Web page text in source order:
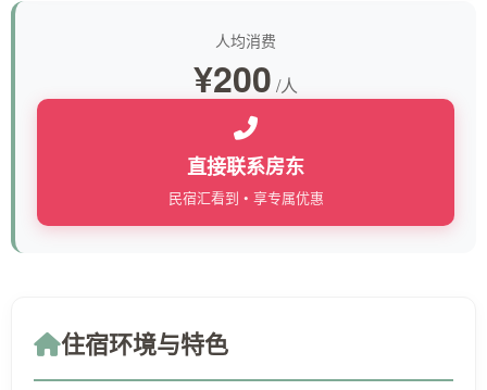
人均消费
¥200 /人
直接联系房东
民宿汇看到 • 享专属优惠
住宿环境与特色